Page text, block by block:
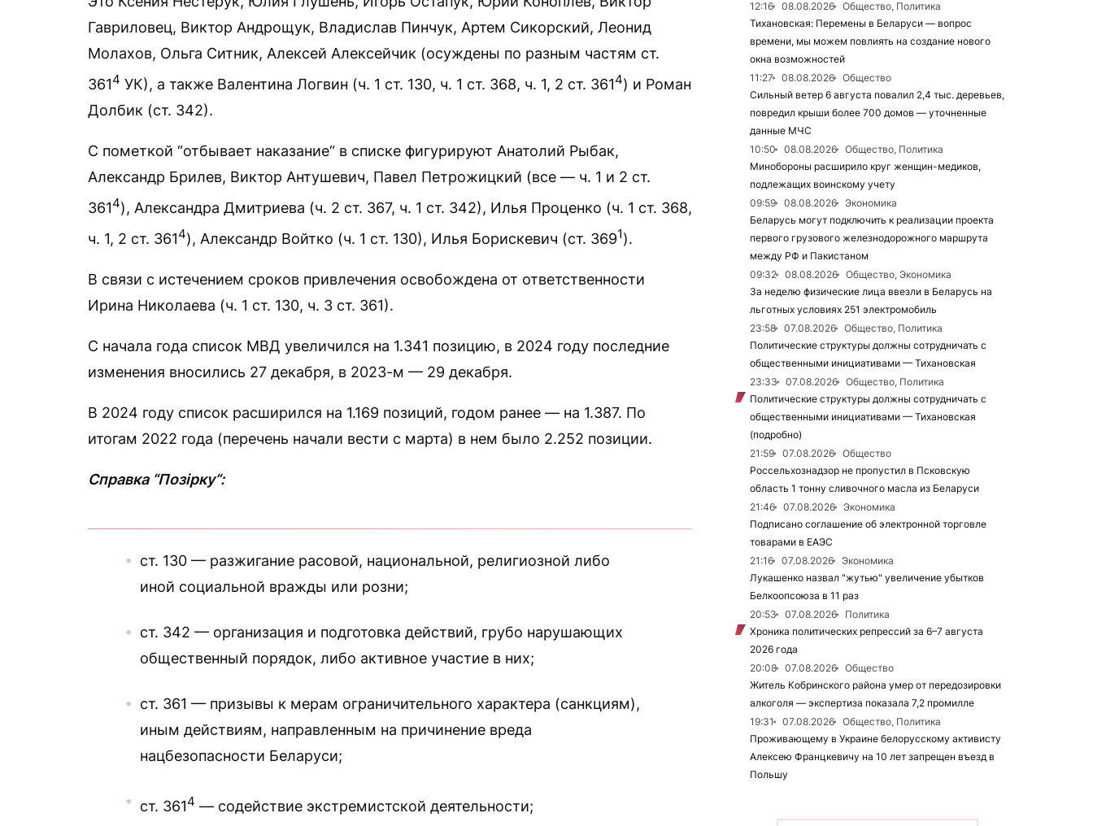
Гавриловец, Виктор Андрощук, Владислав Пинчук, Артем Сикорский, Леонид
Молахов, Ольга Ситник, Алексей Алексейчик (осуждены по разным частям ст.
3614 УК), а также Валентина Логвин (ч. 1 ст. 130, ч. 1 ст. 368, ч. 1, 2 ст. 3614) и Роман
Долбик (ст. 342).
С пометкой “отбывает наказание“ в списке фигурируют Анатолий Рыбак,
Александр Брилев, Виктор Антушевич, Павел Петрожицкий (все — ч. 1 и 2 ст.
3614), Александра Дмитриева (ч. 2 ст. 367, ч. 1 ст. 342), Илья Проценко (ч. 1 ст. 368,
ч. 1, 2 ст. 3614), Александр Войтко (ч. 1 ст. 130), Илья Борискевич (ст. 3691).
В связи с истечением сроков привлечения освобождена от ответственности
Ирина Николаева (ч. 1 ст. 130, ч. 3 ст. 361).
С начала года список МВД увеличился на 1.341 позицию, в 2024 году последние
изменения вносились 27 декабря, в 2023-м — 29 декабря.
В 2024 году список расширился на 1.169 позиций, годом ранее — на 1.387. По
итогам 2022 года (перечень начали вести с марта) в нем было 2.252 позиции.
Справка “Позірку“:
ст. 130 — разжигание расовой, национальной, религиозной либо
иной социальной вражды или розни;
ст. 342 — организация и подготовка действий, грубо нарушающих
общественный порядок, либо активное участие в них;
ст. 361 — призывы к мерам ограничительного характера (санкциям),
иным действиям, направленным на причинение вреда
нацбезопасности Беларуси;
ст. 3614 — содействие экстремистской деятельности;
12:16
08.08.2026
Общество, Политика
Тихановская: Перемены в Беларуси — вопрос
времени, мы можем повлиять на создание нового
окна возможностей
11:27
08.08.2026
Общество
Сильный ветер 6 августа повалил 2,4 тыс. деревьев,
повредил крыши более 700 домов — уточненные
данные МЧС
10:50
08.08.2026
Общество, Политика
Минобороны расширило круг женщин-медиков,
подлежащих воинскому учету
09:59
08.08.2026
Экономика
Беларусь могут подключить к реализации проекта
первого грузового железнодорожного маршрута
между РФ и Пакистаном
09:32
08.08.2026
Общество, Экономика
За неделю физические лица ввезли в Беларусь на
льготных условиях 251 электромобиль
23:58
07.08.2026
Общество, Политика
Политические структуры должны сотрудничать с
общественными инициативами — Тихановская
23:33
07.08.2026
Общество, Политика
Политические структуры должны сотрудничать с
общественными инициативами — Тихановская
(подробно)
21:59
07.08.2026
Общество
Россельхознадзор не пропустил в Псковскую
область 1 тонну сливочного масла из Беларуси
21:46
07.08.2026
Экономика
Подписано соглашение об электронной торговле
товарами в ЕАЭС
21:16
07.08.2026
Экономика
Лукашенко назвал "жутью" увеличение убытков
Белкоопсоюза в 11 раз
20:53
07.08.2026
Политика
Хроника политических репрессий за 6–7 августа
2026 года
20:08
07.08.2026
Общество
Житель Кобринского района умер от передозировки
алкоголя — экспертиза показала 7,2 промилле
19:31
07.08.2026
Общество, Политика
Проживающему в Украине белорусскому активисту
Алексею Францкевичу на 10 лет запрещен въезд в
Польшу